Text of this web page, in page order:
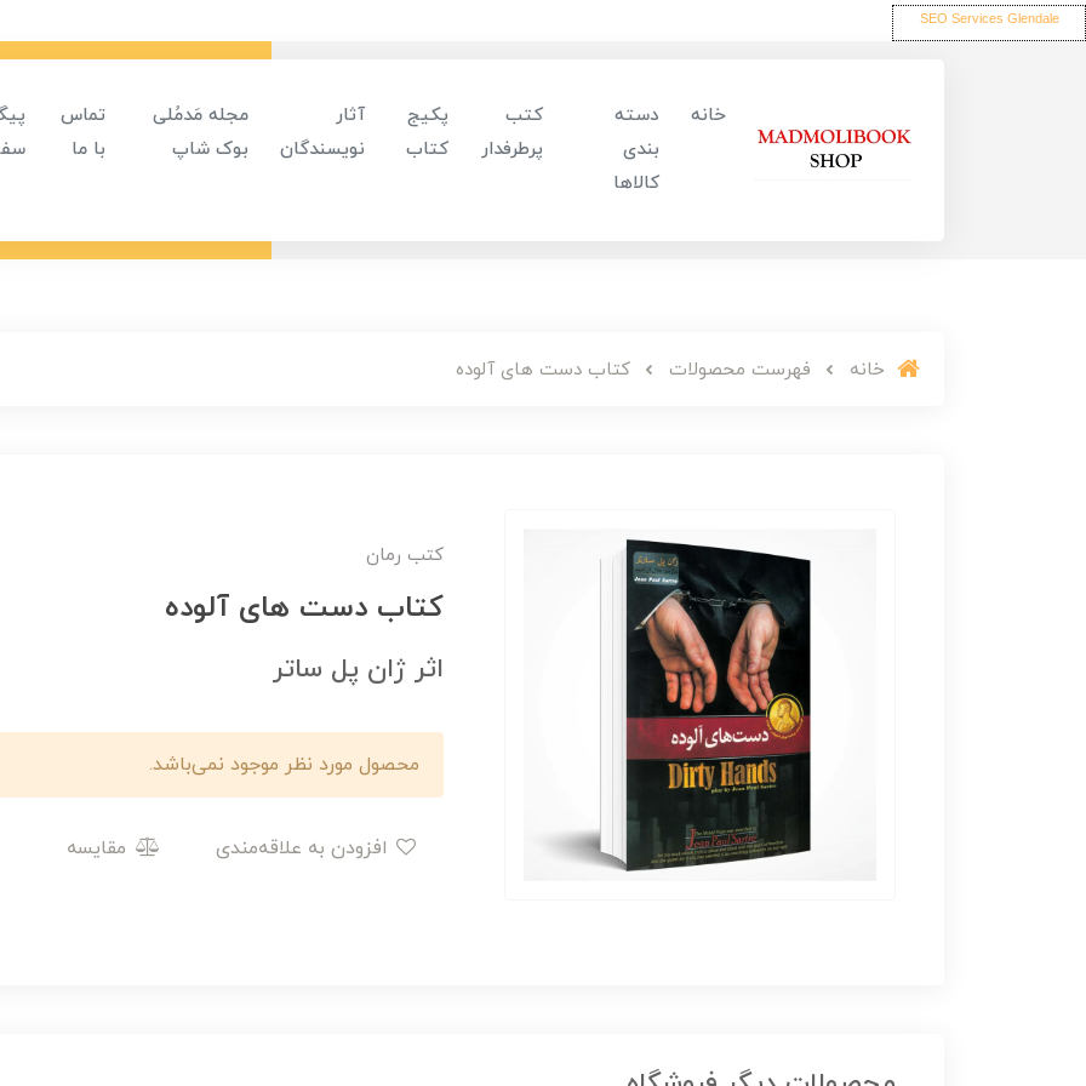
SEO Services Glendale
خانه
دسته
بندی
کالاها
کتب
پرطرفدار
پکیج
کتاب
آثار
نویسندگان
مجله مَدمُلی
بوک شاپ
تماس
با ما
خانه فهرست محصولات کتاب دست های آلوده
کتب رمان
کتاب دست های آلوده
اثر ژان پل ساتر
محصول مورد نظر موجود نمی‌باشد.
مقایسه